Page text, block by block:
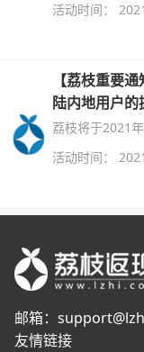
活动时间：
【荔枝重要
陆内地用户的
荔枝将于2021
活动时间：
邮箱：
友情链接